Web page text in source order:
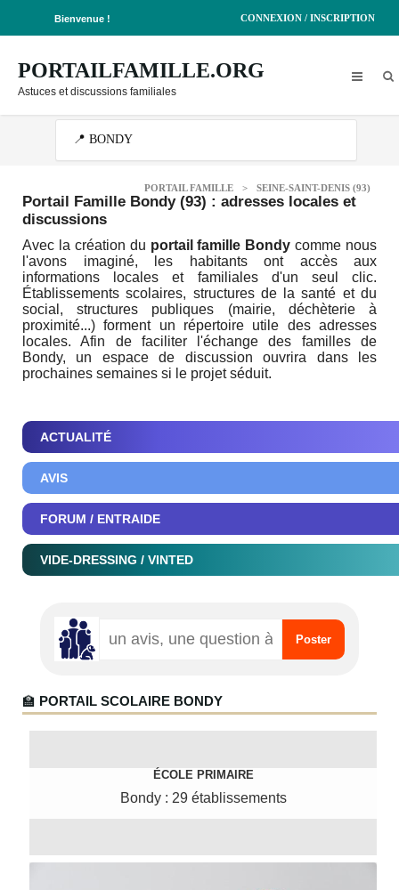
Bienvenue ! CONNEXION / INSCRIPTION
PORTAILFAMILLE.ORG
Astuces et discussions familiales
PORTAIL FAMILLE > SEINE-SAINT-DENIS (93)
Portail Famille Bondy (93) : adresses locales et
discussions
Avec la création du portail famille Bondy comme nous
l'avons imaginé, les habitants ont accès aux
informations locales et familiales d'un seul clic.
Établissements scolaires, structures de la santé et du
social, structures publiques (mairie, déchèterie à
proximité...) forment un répertoire utile des adresses
locales. Afin de faciliter l'échange des familles de
Bondy, un espace de discussion ouvrira dans les
prochaines semaines si le projet séduit.
ACTUALITÉ
AVIS
FORUM / ENTRAIDE
VIDE-DRESSING / VINTED
🏫 PORTAIL SCOLAIRE BONDY
ÉCOLE PRIMAIRE
Bondy : 29 établissements